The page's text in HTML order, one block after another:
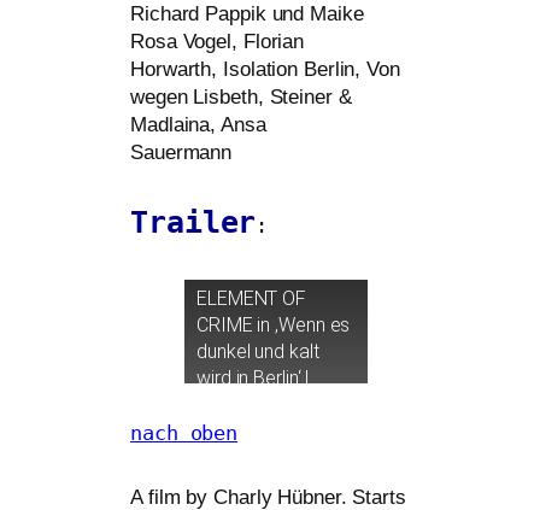
Richard Pappik und Maike
Rosa Vogel, Florian
Horwarth, Isolation Berlin, Von
wegen Lisbeth, Steiner &
Madlaina, Ansa
Sauermann
Trailer :
ELEMENT OF
CRIME in ‚Wenn es
dun­kel und kalt
wird in Berlin‘ |
für zuhause
nach oben
A film by Charly Hübner. Starts